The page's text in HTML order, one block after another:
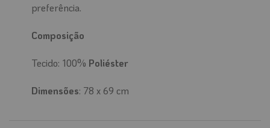
preferência.
Composição
Tecido: 100% Poliéster
Dimensões: 78 x 69 cm